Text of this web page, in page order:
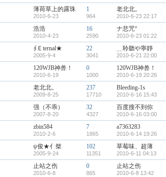
薄荷草上的露珠
2010-6-23
1
964
老北北。
2010-6-23 22:17
浩浩
2010-4-23
16
2590
ナ悲咒°
2010-6-23 01:22
∮Ｅternal★
2005-9-4
22
3041
﹎聆聽や寧靜
2010-6-21 22:00
120WJB神兽！
2010-6-19
0
1000
120WJB神兽！
2010-6-19 20:26
老北北。
2009-8-25
237
17710
Bleeding-1s
2010-6-16 15:43
强（不乖）
2007-8-20
32
4327
百度搜不到你
2010-6-16 03:00
zbin584
2010-2-6
7
1865
a7363283
2010-6-14 19:26
ψ俊★亻桀
2005-9-24
102
11351
草莓味、超薄
2010-6-11 04:13
止站之伤
2010-6-8
0
865
止站之伤
2010-6-8 13:42